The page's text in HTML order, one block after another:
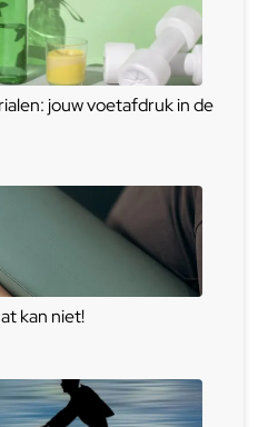
jouw voetafdruk in de
kan niet!